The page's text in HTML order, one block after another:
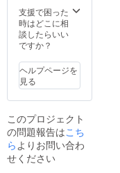
ケ大林
宣彦監
督『花
筐／
ATAMI
』映画
製作を
通して
た唐津
の文化
観光の
振興 ③
映画館
さない
内容で
ある事
が条件
ます。
・お礼
のメッ
セー
備考欄
に掲載
名のご
記入を
お願い
支援で困った
時はどこに相
談したらいい
ですか？
ヘルプページを
見る
このプロジェクト
の問題報告はこち
ら よりお問い合わ
せください